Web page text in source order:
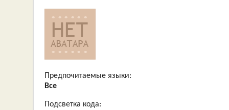
Предпочитаемые языки:
Все
Подсветка кода: